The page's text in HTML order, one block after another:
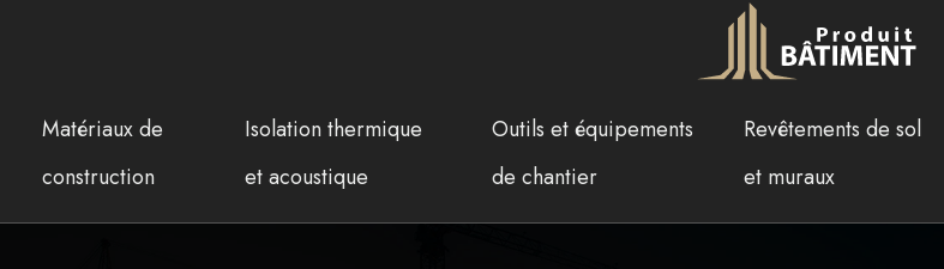
Matériaux de
construction
Isolation thermique
et acoustique
Outils et équipements
de chantier
Revêtements de sol
et muraux